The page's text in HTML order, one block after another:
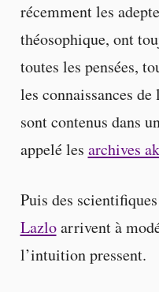
récemment les
théosophique, ont
toutes les pensées,
les connaissances
sont contenus dans
appelé les archives
Puis des
Lazloarrivent à
l’intuition pressent.